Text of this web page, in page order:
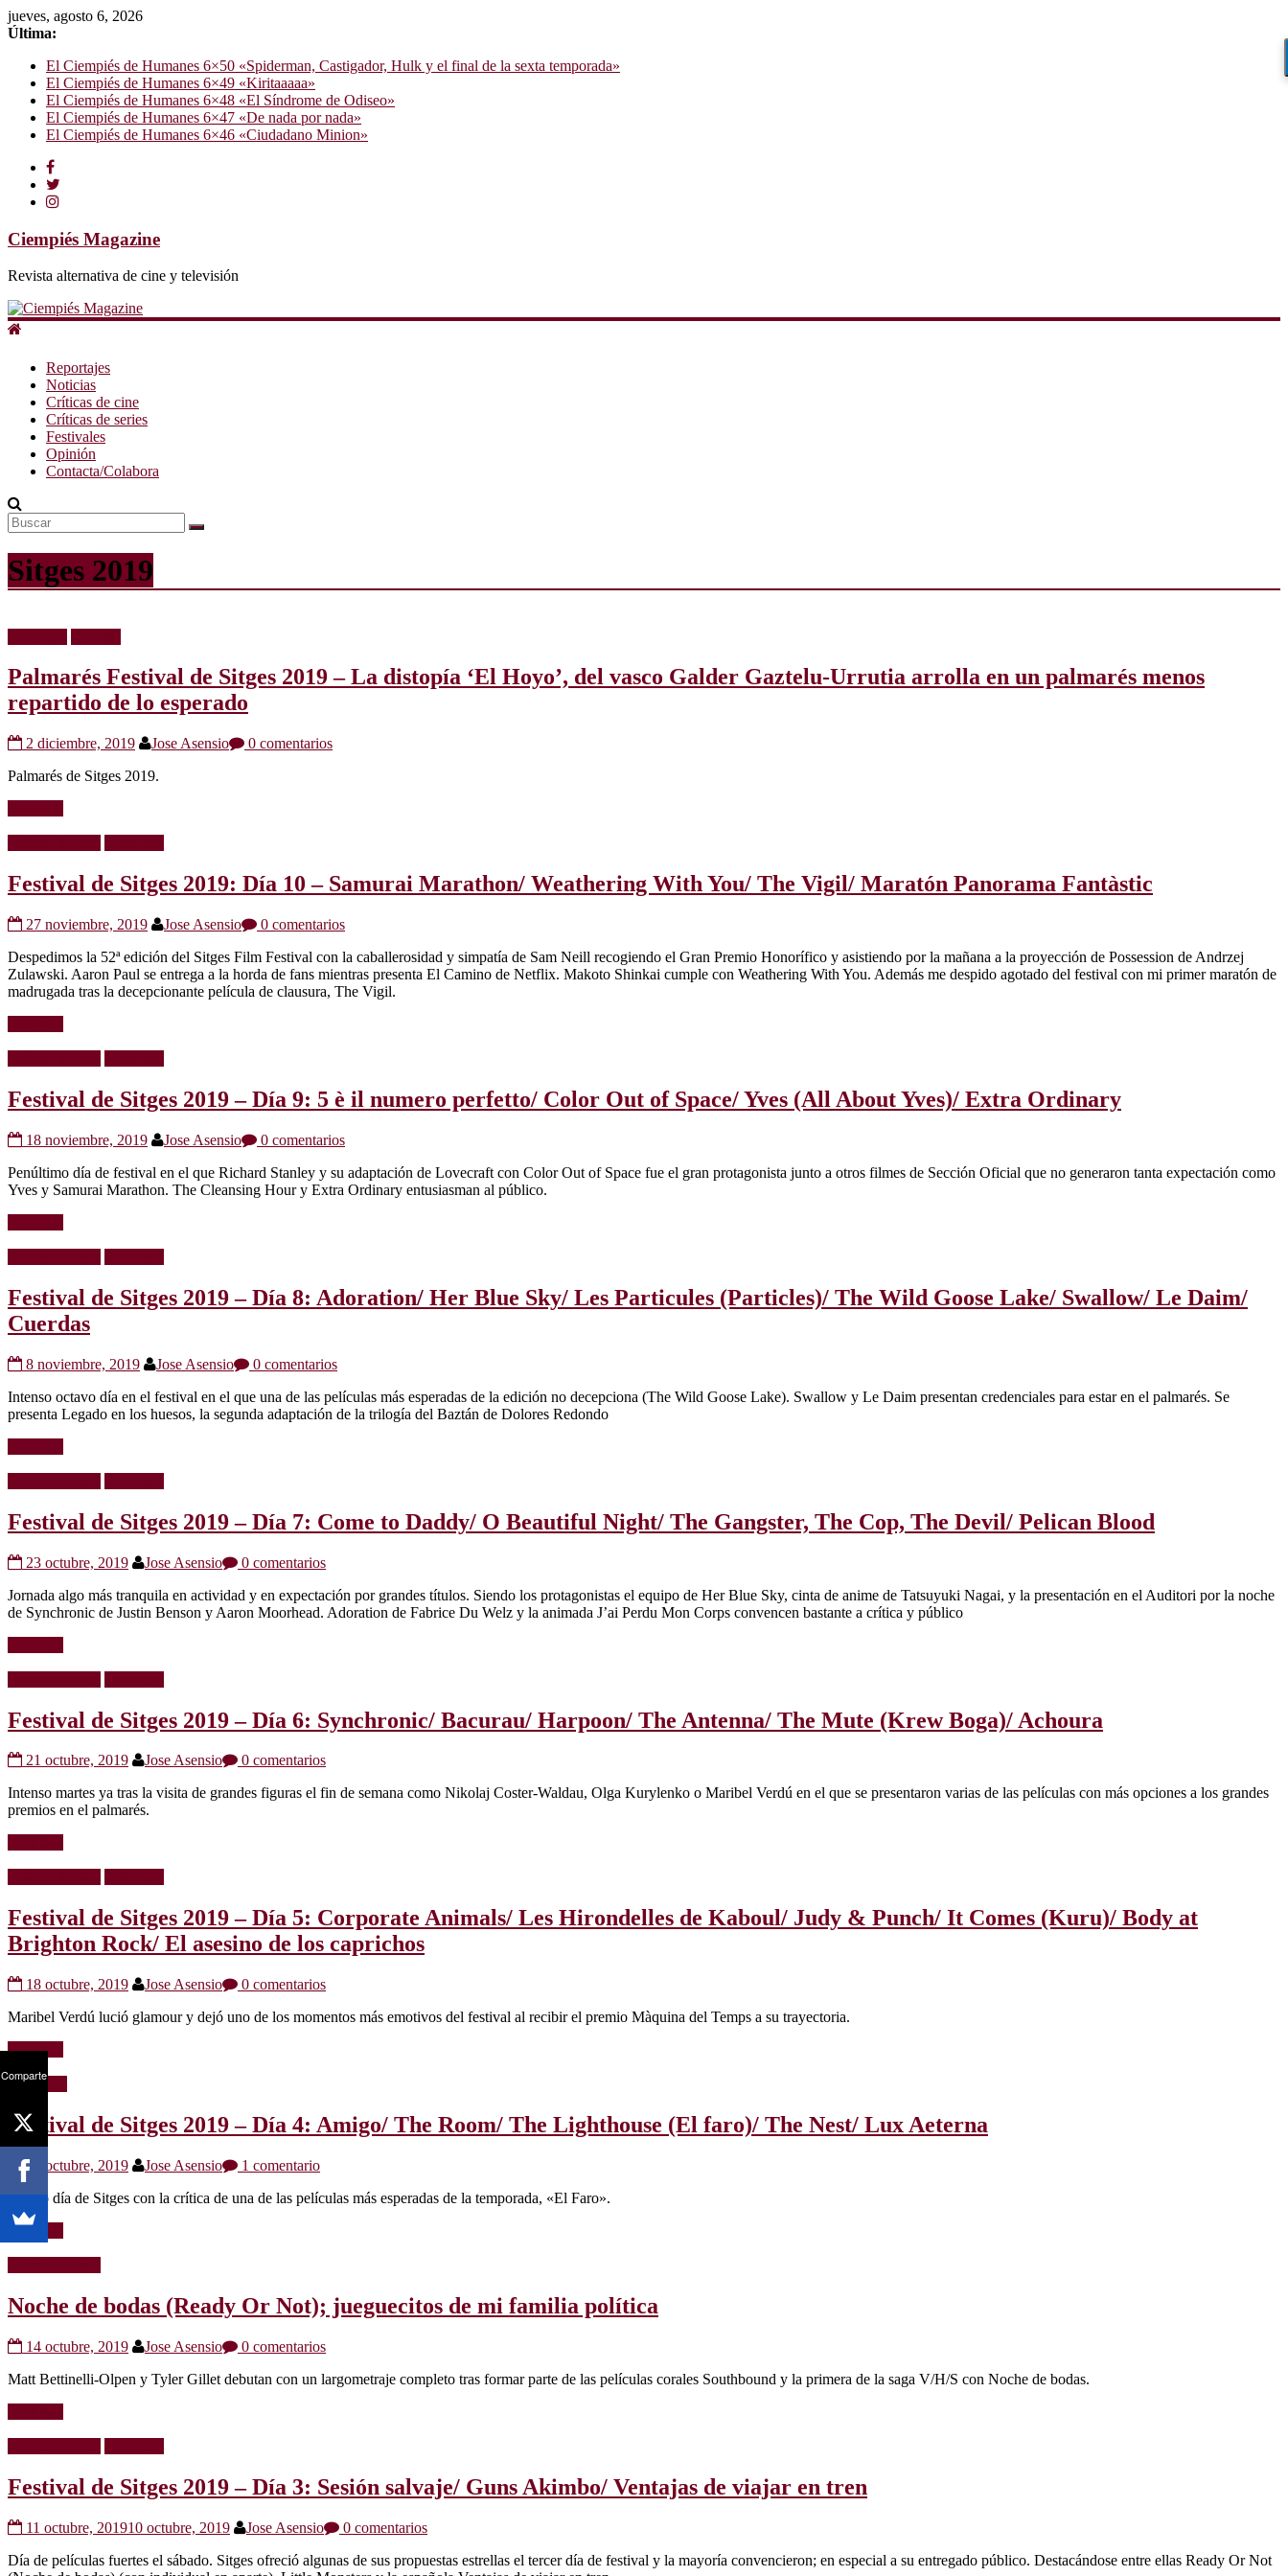
jueves, agosto 6, 2026
Última:
El Ciempiés de Humanes 6×50 «Spiderman, Castigador, Hulk y el final de la sexta temporada»
El Ciempiés de Humanes 6×49 «Kiritaaaaa»
El Ciempiés de Humanes 6×48 «El Síndrome de Odiseo»
El Ciempiés de Humanes 6×47 «De nada por nada»
El Ciempiés de Humanes 6×46 «Ciudadano Minion»
Ciempiés Magazine
Revista alternativa de cine y televisión
Reportajes
Noticias
Críticas de cine
Críticas de series
Festivales
Opinión
Contacta/Colabora
Sitges 2019
Palmarés Festival de Sitges 2019 – La distopía ‘El Hoyo’, del vasco Galder Gaztelu-Urrutia arrolla en un palmarés menos
repartido de lo esperado
2 diciembre, 2019 Jose Asensio
0 comentarios
Palmarés de Sitges 2019.
Festival de Sitges 2019: Día 10 – Samurai Marathon/ Weathering With You/ The Vigil/ Maratón Panorama Fantàstic
27 noviembre, 2019 Jose Asensio
0 comentarios
Despedimos la 52ª edición del Sitges Film Festival con la caballerosidad y simpatía de Sam Neill recogiendo el Gran Premio Honorífico y asistiendo por la mañana a la proyección de Possession de Andrzej
Zulawski. Aaron Paul se entrega a la horda de fans mientras presenta El Camino de Netflix. Makoto Shinkai cumple con Weathering With You. Además me despido agotado del festival con mi primer maratón de
madrugada tras la decepcionante película de clausura, The Vigil.
Festival de Sitges 2019 – Día 9: 5 è il numero perfetto/ Color Out of Space/ Yves (All About Yves)/ Extra Ordinary
18 noviembre, 2019 Jose Asensio
0 comentarios
Penúltimo día de festival en el que Richard Stanley y su adaptación de Lovecraft con Color Out of Space fue el gran protagonista junto a otros filmes de Sección Oficial que no generaron tanta expectación como
Yves y Samurai Marathon. The Cleansing Hour y Extra Ordinary entusiasman al público.
Festival de Sitges 2019 – Día 8: Adoration/ Her Blue Sky/ Les Particules (Particles)/ The Wild Goose Lake/ Swallow/ Le Daim/
Cuerdas
8 noviembre, 2019 Jose Asensio
0 comentarios
Intenso octavo día en el festival en el que una de las películas más esperadas de la edición no decepciona (The Wild Goose Lake). Swallow y Le Daim presentan credenciales para estar en el palmarés. Se
presenta Legado en los huesos, la segunda adaptación de la trilogía del Baztán de Dolores Redondo
Festival de Sitges 2019 – Día 7: Come to Daddy/ O Beautiful Night/ The Gangster, The Cop, The Devil/ Pelican Blood
23 octubre, 2019 Jose Asensio
0 comentarios
Jornada algo más tranquila en actividad y en expectación por grandes títulos. Siendo los protagonistas el equipo de Her Blue Sky, cinta de anime de Tatsuyuki Nagai, y la presentación en el Auditori por la noche
de Synchronic de Justin Benson y Aaron Moorhead. Adoration de Fabrice Du Welz y la animada J’ai Perdu Mon Corps convencen bastante a crítica y público
Festival de Sitges 2019 – Día 6: Synchronic/ Bacurau/ Harpoon/ The Antenna/ The Mute (Krew Boga)/ Achoura
21 octubre, 2019 Jose Asensio
0 comentarios
Intenso martes ya tras la visita de grandes figuras el fin de semana como Nikolaj Coster-Waldau, Olga Kurylenko o Maribel Verdú en el que se presentaron varias de las películas con más opciones a los grandes
premios en el palmarés.
Festival de Sitges 2019 – Día 5: Corporate Animals/ Les Hirondelles de Kaboul/ Judy & Punch/ It Comes (Kuru)/ Body at
Brighton Rock/ El asesino de los caprichos
18 octubre, 2019 Jose Asensio
0 comentarios
Maribel Verdú lució glamour y dejó uno de los momentos más emotivos del festival al recibir el premio Màquina del Temps a su trayectoria.
Leer más
Festivales
Festival de Sitges 2019 – Día 4: Amigo/ The Room/ The Lighthouse (El faro)/ The Nest/ Lux Aeterna
16 octubre, 2019 Jose Asensio
1 comentario
Cuarto día de Sitges con la crítica de una de las películas más esperadas de la temporada, «El Faro».
Leer más
Noche de bodas (Ready Or Not); jueguecitos de mi familia política
14 octubre, 2019 Jose Asensio
0 comentarios
Matt Bettinelli-Olpen y Tyler Gillet debutan con un largometraje completo tras formar parte de las películas corales Southbound y la primera de la saga V/H/S con Noche de bodas.
Festival de Sitges 2019 – Día 3: Sesión salvaje/ Guns Akimbo/ Ventajas de viajar en tren
11 octubre, 201910 octubre, 2019 Jose Asensio
0 comentarios
Día de películas fuertes el sábado. Sitges ofreció algunas de sus propuestas estrellas el tercer día de festival y la mayoría convencieron; en especial a su entregado público. Destacándose entre ellas Ready Or Not
Comparte